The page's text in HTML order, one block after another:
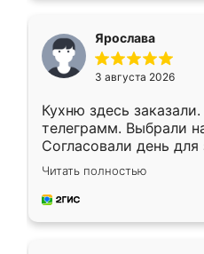
Ярослава
3 августа 2026
Кухню здесь
телеграмм. Выбрали
Согласовали день
недели кухня была
довольны работой.
мебель за
Читать полностью